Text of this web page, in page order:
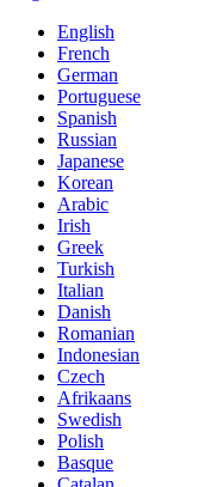
English
French
German
Portuguese
Spanish
Russian
Japanese
Korean
Arabic
Irish
Greek
Turkish
Italian
Danish
Romanian
Indonesian
Czech
Afrikaans
Swedish
Polish
Basque